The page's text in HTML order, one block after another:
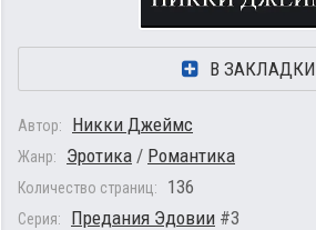
В ЗАКЛАДКИ
Автор: Никки Джеймс
Жанр: Эротика / Романтика
Количество страниц: 136
Серия: Предания Эдовии #3